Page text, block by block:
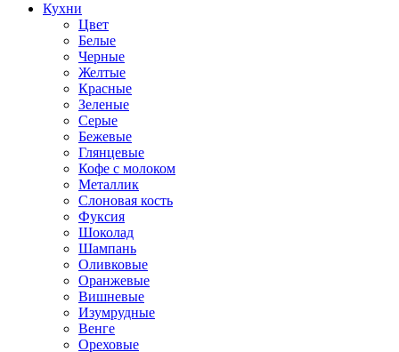
Кухни
Цвет
Белые
Черные
Желтые
Красные
Зеленые
Серые
Бежевые
Глянцевые
Кофе с молоком
Металлик
Слоновая кость
Фуксия
Шоколад
Шампань
Оливковые
Оранжевые
Вишневые
Изумрудные
Венге
Ореховые